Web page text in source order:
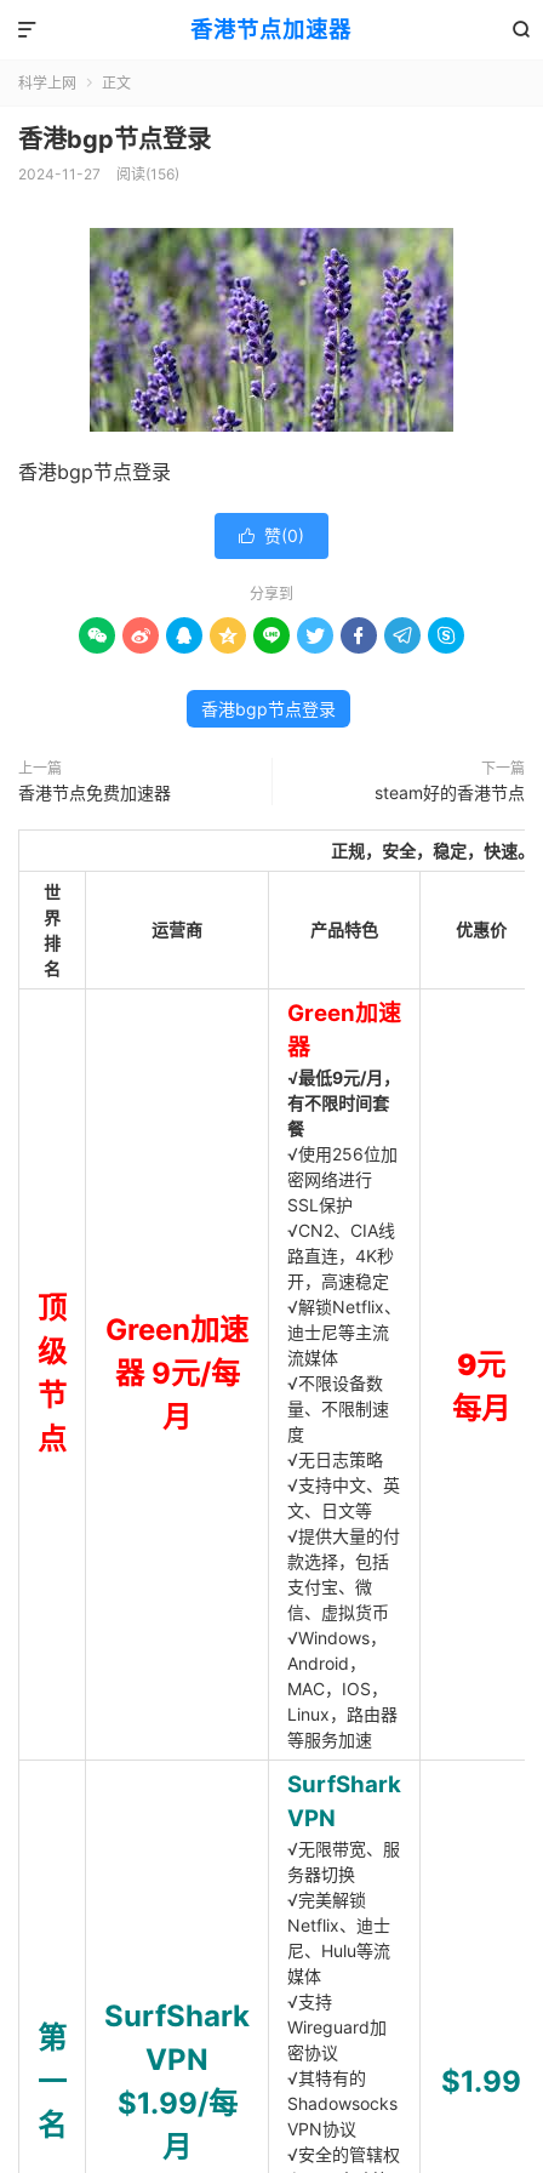
香港节点加速器 

科学上网  正文
香港bgp节点登录
2024-11-27 阅读(156)
香港bgp节点登录
 赞(0)
分享到
        
香港bgp节点登录
上一篇
香港节点免费加速器
下一篇
steam好的香港节点
正规，安全，稳定，快速。
世
界
排
名
运营商 产品特色 优惠价
顶
级
节
点
Green加速
器 9元/每
月
Green加速
器
√最低9元/月，
有不限时间套
餐
√使用256位加
密网络进行
SSL保护
√CN2、CIA线
路直连，4K秒
开，高速稳定
√解锁Netflix、
迪士尼等主流
流媒体
√不限设备数
量、不限制速
度
√无日志策略
√支持中文、英
文、日文等
√提供大量的付
款选择，包括
支付宝、微
信、虚拟货币
√Windows，
Android，
MAC，IOS，
Linux，路由器
等服务加速
9元
每月
第
一
名
SurfShark
VPN
$1.99/每
月
SurfShark
VPN
√无限带宽、服
务器切换
√完美解锁
Netflix、迪士
尼、Hulu等流
媒体
√支持
Wireguard加
密协议
√其特有的
Shadowsocks
VPN协议
√安全的管辖权
$1.99